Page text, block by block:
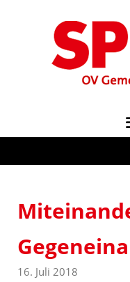
16. Juli 2018